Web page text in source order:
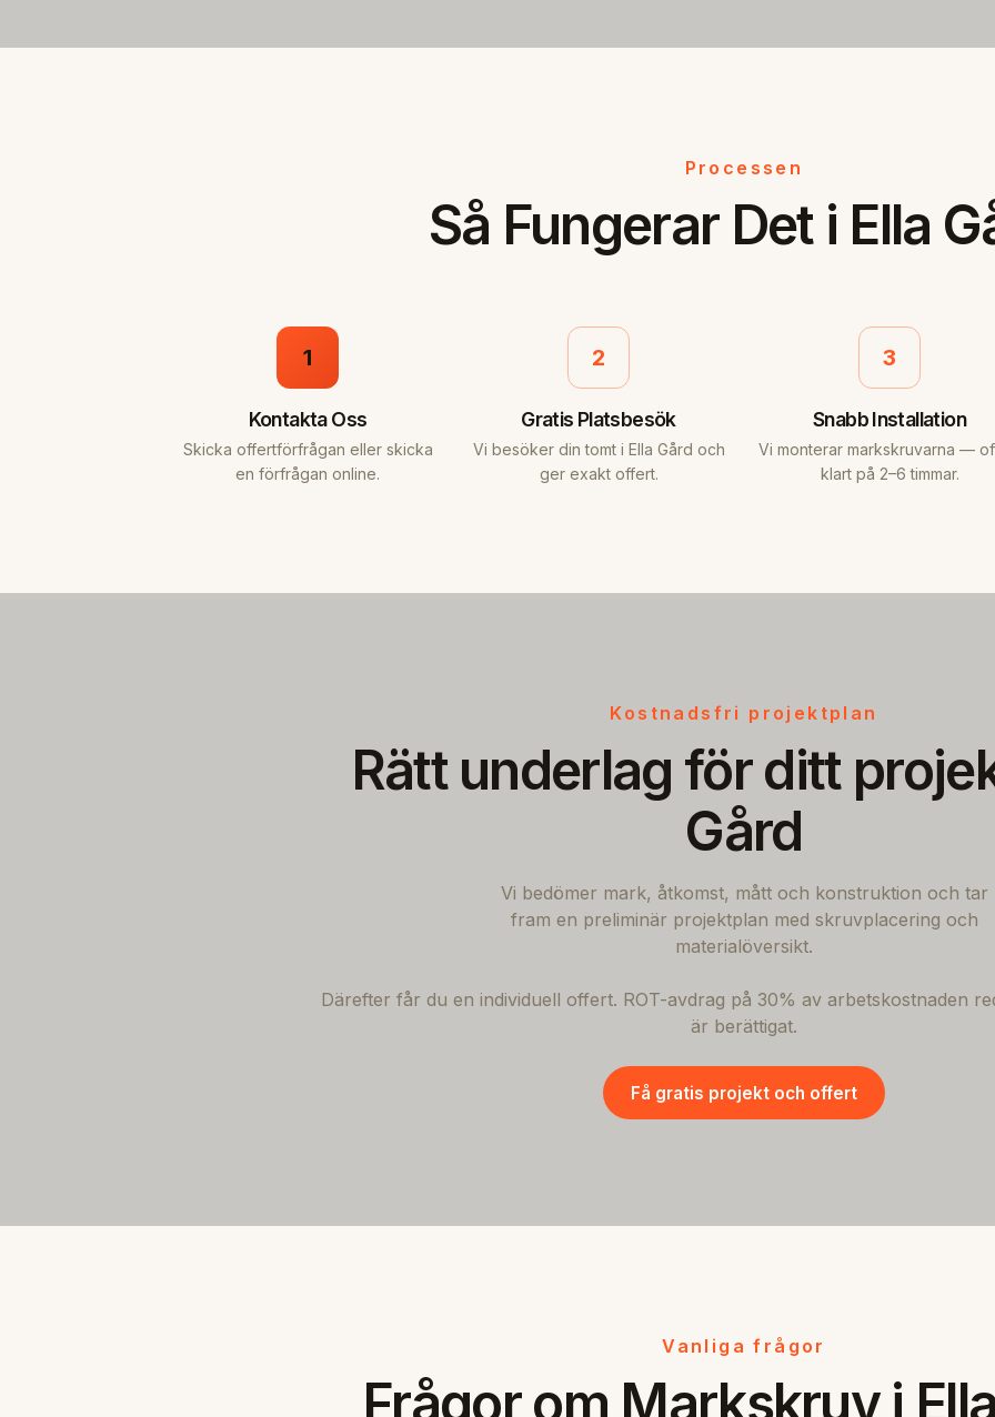
Processen
Så Fungerar Det i Ella
1
Kontakta Oss
Skicka offertförfrågan eller skicka
en förfrågan online.
2
Gratis Platsbesök
Vi besöker din tomt i Ella Gård och
ger exakt offert.
3
Snabb Installation
Vi monterar markskruvarna —
klart på 2–6 timmar.
Kostnadsfri projektplan
Rätt underlag för ditt
Gård
Vi bedömer mark, åtkomst, mått och konstruktion och tar
fram en preliminär projektplan med skruvplacering och
materialöversikt.
Därefter får du en individuell offert. ROT-avdrag på 30% av arbetskostnaden
är berättigat.
Få gratis projekt och offert
Vanliga frågor
Frågor om Markskruv i